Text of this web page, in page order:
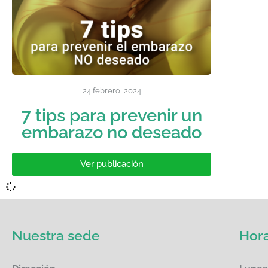
24 febrero, 2024
7 tips para prevenir un
embarazo no deseado
Ver publicación
Nuestra sede